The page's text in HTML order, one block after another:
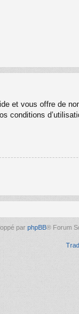
et vous offre de
conditions
par phpBB® Forum